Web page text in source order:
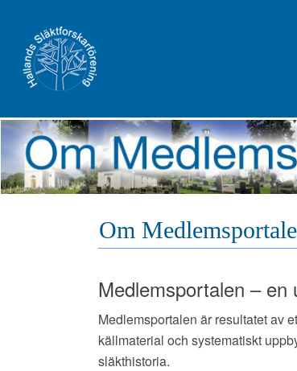
Om
Medlemsportalen –
Medlemsportalen är resultatet av
källmaterial och systematiskt
släkthistoria.